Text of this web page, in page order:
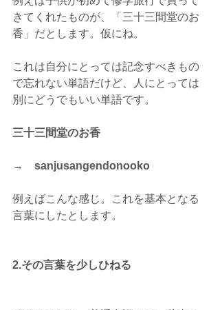
きてくれたものが、「三十三間堂のお
香」だとします。仮にね。
これは自分にとっては記念すべきもの
で忘れない単語だけど、人にとっては
別にどうでもいい単語です。
三十三間堂のお香
→　sanjusangendonooko
例えばこんな感じ。これを基本となる
言葉にしたとします。
2.その言葉を少しひねる